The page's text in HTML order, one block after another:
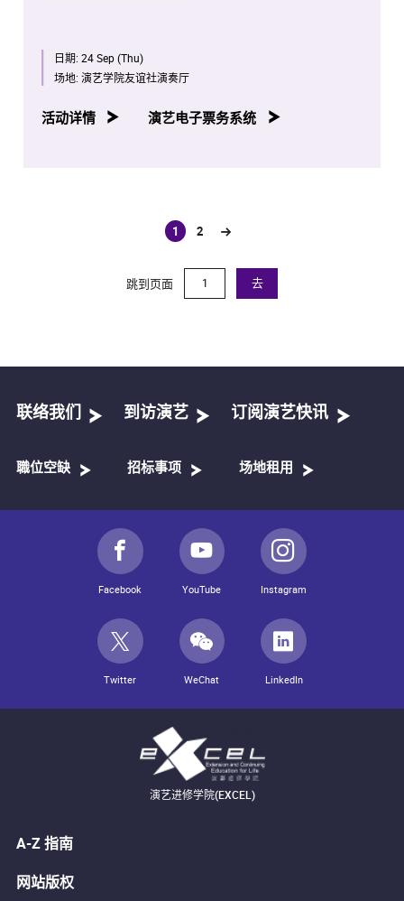
日期: 24 Sep (Thu)
场地: 演艺学院友谊社演奏厅
活动详情 演艺电子票务系统
1
(current)
2
跳到页面 去
联络我们 到访演艺 订阅演艺快讯
職位空缺 招标事项 场地租用
Facebook YouTube Instagram
Twitter WeChat LinkedIn
演艺进修学院(EXCEL)
A-Z 指南
网站版权